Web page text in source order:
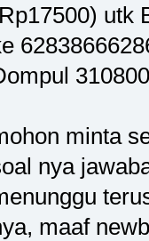
utk
310800
minta
nya
maaf